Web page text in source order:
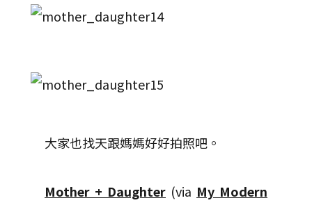
大家也找天跟媽媽好好拍照吧。
Mother + Daughter (via My Modern